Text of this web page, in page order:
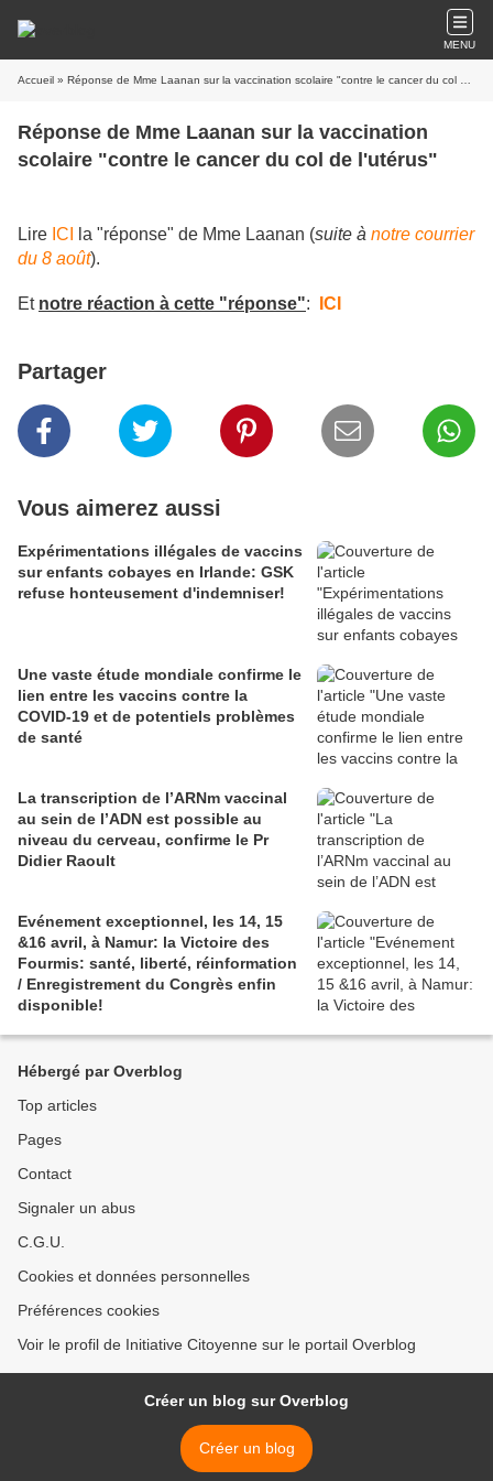
MENU
Accueil » Réponse de Mme Laanan sur la vaccination scolaire "contre le cancer du col de l'utérus"
Réponse de Mme Laanan sur la vaccination
scolaire "contre le cancer du col de l'utérus"
Lire ICI la "réponse" de Mme Laanan (suite à notre courrier
du 8 août).
Et notre réaction à cette "réponse": ICI
Partager
Vous aimerez aussi
Expérimentations illégales de vaccins
sur enfants cobayes en Irlande: GSK
refuse honteusement d'indemniser!
Une vaste étude mondiale confirme le
lien entre les vaccins contre la
COVID-19 et de potentiels problèmes
de santé
La transcription de l’ARNm vaccinal
au sein de l’ADN est possible au
niveau du cerveau, confirme le Pr
Didier Raoult
Evénement exceptionnel, les 14, 15
&16 avril, à Namur: la Victoire des
Fourmis: santé, liberté, réinformation
/ Enregistrement du Congrès enfin
disponible!
Hébergé par Overblog
Top articles
Pages
Contact
Signaler un abus
C.G.U.
Cookies et données personnelles
Préférences cookies
Voir le profil de Initiative Citoyenne sur le portail Overblog
Créer un blog sur Overblog
Créer un blog